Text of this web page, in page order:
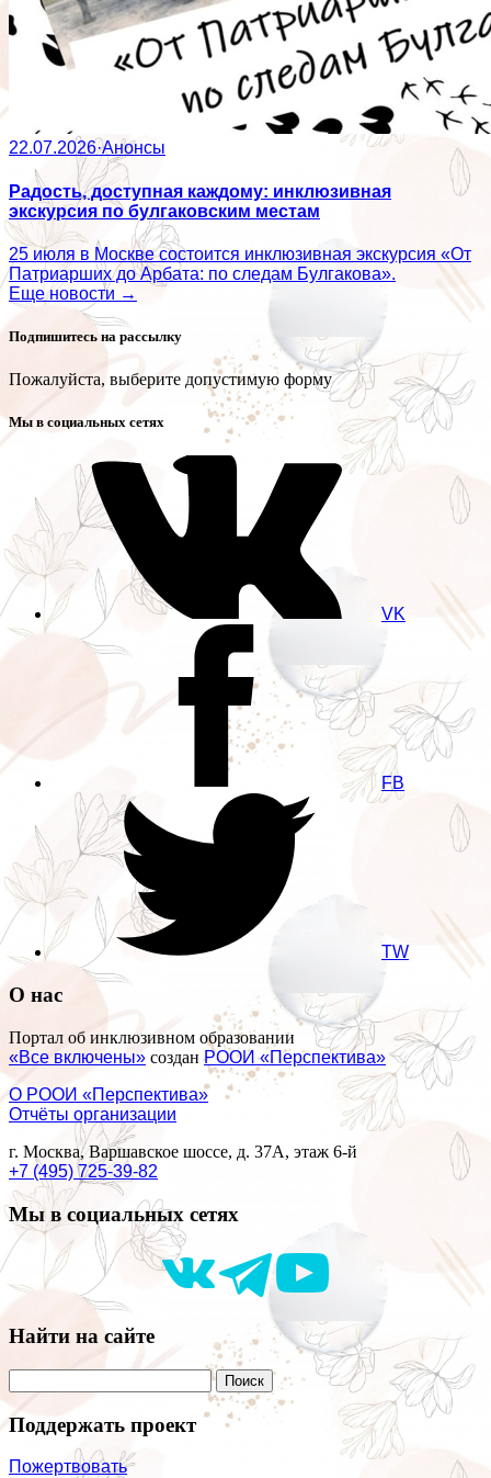
22.07.2026·Анонсы
Радость, доступная каждому: инклюзивная
экскурсия по булгаковским местам
25 июля в Москве состоится инклюзивная экскурсия «От
Патриарших до Арбата: по следам Булгакова».
Еще новости →
Подпишитесь на рассылку
Пожалуйста, выберите допустимую форму
Мы в социальных сетях
VK
FB
TW
О нас
Портал об инклюзивном образовании
«Все включены» созданРООИ «Перспектива»
О РООИ «Перспектива»
Отчёты организации
г. Москва, Варшавское шоссе, д. 37А, этаж 6-й
+7 (495) 725-39-82
Мы в социальных сетях
Найти на сайте
Поддержать проект
Пожертвовать